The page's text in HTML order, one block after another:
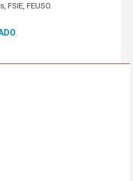
FSIE, FEUSO.